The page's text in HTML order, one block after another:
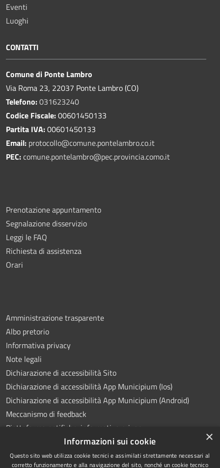
Eventi
Luoghi
CONTATTI
Comune di Ponte Lambro
Via Roma 23, 22037 Ponte Lambro (CO)
Telefono:031623240
Codice Fiscale:00601450133
Partita IVA:00601450133
Email: protocollo@comune.pontelambro.co.it
PEC:comune.pontelambro@pec.provincia.como.it
Prenotazione appuntamento
Segnalazione disservizio
Leggi le FAQ
Richiesta di assistenza
Orari
Amministrazione trasparente
Albo pretorio
Informativa privacy
Note legali
Dichiarazione di accessibilità Sito
Dichiarazione di accessibilità App Municipium (Ios)
Dichiarazione di accessibilità App Municipium (Android)
Meccanismo di feedback
Piattaforma notifiche: informativa privacy
Videosorveglianza
×
Informazioni sui cookie
Questo sito web utilizza cookie tecnici e assimilati strettamente necessari al
corretto funzionamento e alla navigazione del sito, nonché un cookie tecnico